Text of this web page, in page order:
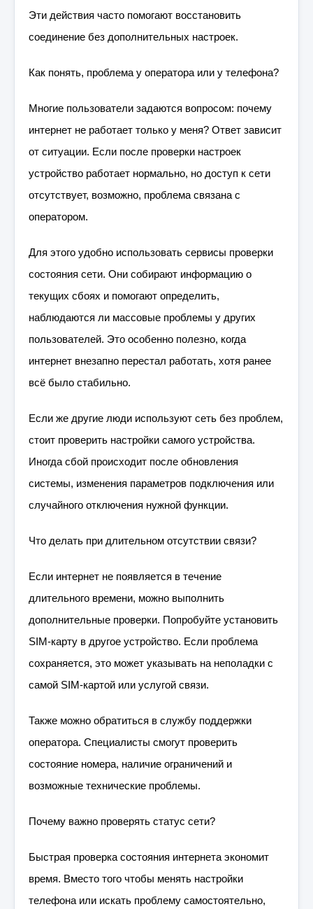
Эти действия часто помогают восстановить
соединение без дополнительных настроек.
Как понять, проблема у оператора или у телефона?
Многие пользователи задаются вопросом: почему
интернет не работает только у меня? Ответ зависит
от ситуации. Если после проверки настроек
устройство работает нормально, но доступ к сети
отсутствует, возможно, проблема связана с
оператором.
Для этого удобно использовать сервисы проверки
состояния сети. Они собирают информацию о
текущих сбоях и помогают определить,
наблюдаются ли массовые проблемы у других
пользователей. Это особенно полезно, когда
интернет внезапно перестал работать, хотя ранее
всё было стабильно.
Если же другие люди используют сеть без проблем,
стоит проверить настройки самого устройства.
Иногда сбой происходит после обновления
системы, изменения параметров подключения или
случайного отключения нужной функции.
Что делать при длительном отсутствии связи?
Если интернет не появляется в течение
длительного времени, можно выполнить
дополнительные проверки. Попробуйте установить
SIM-карту в другое устройство. Если проблема
сохраняется, это может указывать на неполадки с
самой SIM-картой или услугой связи.
Также можно обратиться в службу поддержки
оператора. Специалисты смогут проверить
состояние номера, наличие ограничений и
возможные технические проблемы.
Почему важно проверять статус сети?
Быстрая проверка состояния интернета экономит
время. Вместо того чтобы менять настройки
телефона или искать проблему самостоятельно,